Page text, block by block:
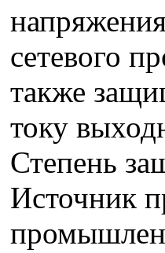
сетевого
также
току
Степень
Источник